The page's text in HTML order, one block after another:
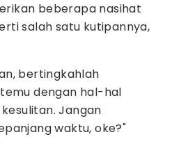
beberapa nasihat
salah satu kutipannya,
bertingkahlah
dengan hal-hal
Jangan
waktu, oke?"